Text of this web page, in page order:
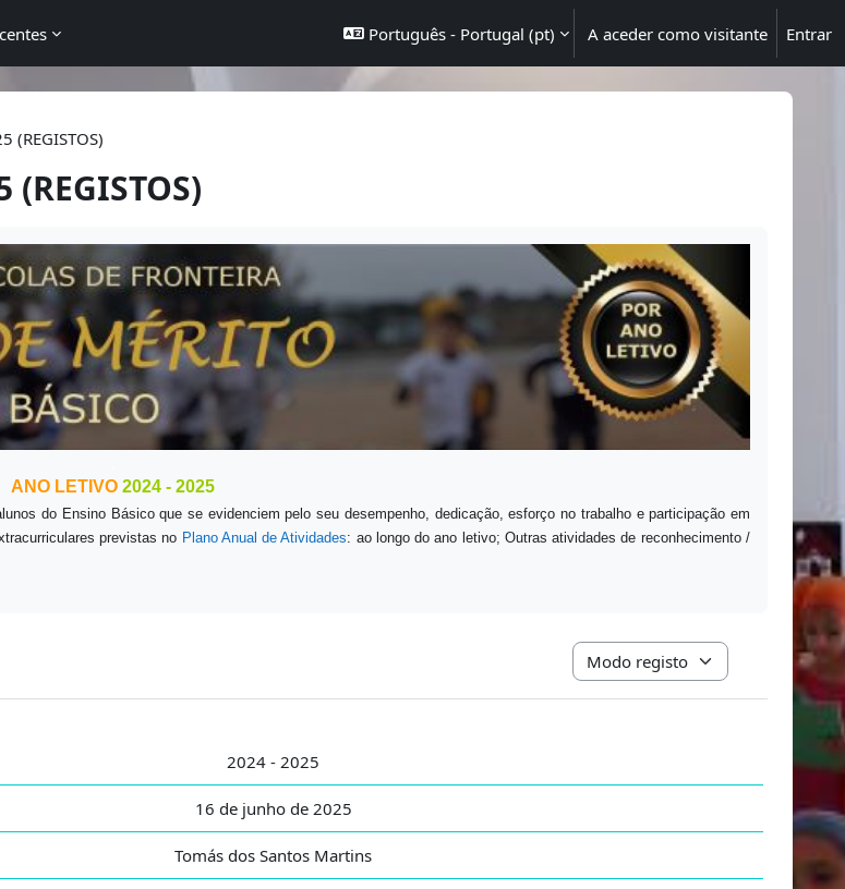
Português - Portugal ‎(pt)‎ A aceder como visitante Entrar
(REGISTOS)
(REGISTOS)
ANO LETIVO 2024 - 2025
do Ensino Básico que se evidenciem pelo seu desempenho, dedicação, esforço no trabalho e participação em
previstas no Plano Anual de Atividades: ao longo do ano letivo; Outras atividades de reconhecimento /
Navegação terciária do modo de
2024 - 2025
16 de junho de 2025
Tomás dos Santos Martins